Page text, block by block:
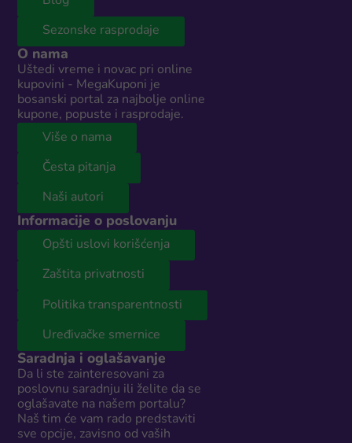
Sezonske rasprodaje
O nama
Uštedi vreme i novac pri online
kupovini - MegaKuponi je
bosanski portal za najbolje online
kupone, popuste i rasprodaje.
Više o nama
Česta pitanja
Naši autori
Informacije o poslovanju
Opšti uslovi korišćenja
Zaštita privatnosti
Politika transparentnosti
Uređivačke smernice
Saradnja i oglašavanje
Da li ste zainteresovani za
poslovnu saradnju ili želite da se
oglašavate na našem portalu?
Naš tim će vam rado predstaviti
sve opcije, zavisno od vaših